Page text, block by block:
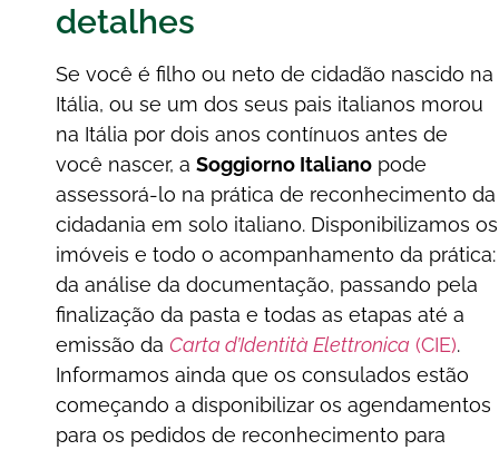
detalhes
Se você é filho ou neto de cidadão nascido na
Itália, ou se um dos seus pais italianos morou
na Itália por dois anos contínuos antes de
você nascer, a Soggiorno Italiano pode
assessorá-lo na prática de reconhecimento da
cidadania em solo italiano. Disponibilizamos os
imóveis e todo o acompanhamento da prática:
da análise da documentação, passando pela
finalização da pasta e todas as etapas até a
emissão da Carta d’Identità Elettronica (CIE).
Informamos ainda que os consulados estão
começando a disponibilizar os agendamentos
para os pedidos de reconhecimento para